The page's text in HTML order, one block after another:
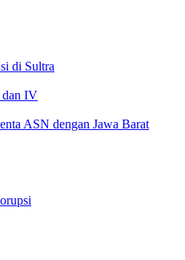
di Sultra
dan IV
ASN dengan Jawa Barat